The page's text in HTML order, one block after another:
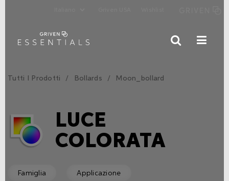
Tutti I Prodotti Bollards Moon_bollard
LUCE
COLORATA
Famiglia Applicazione